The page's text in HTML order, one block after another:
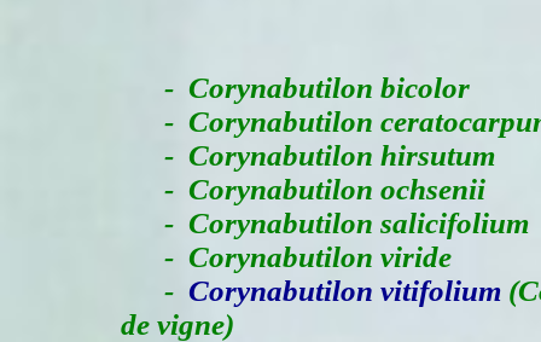
- Corynabutilon bicolor
- Corynabutilon
- Corynabutilon hirsutum
- Corynabutilon ochsenii
- Corynabutilon salicifolium
- Corynabutilon viride
- Corynabutilon vitifolium
de vigne)